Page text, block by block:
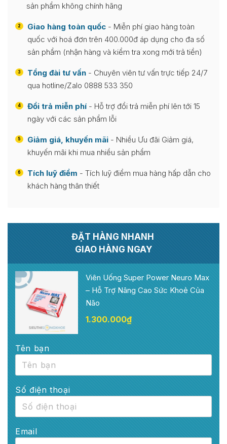
sản phẩm không chính hãng
2 Giao hàng toàn quốc - Miễn phí giao hàng toàn
quốc với hoá đơn trên 400.000đ áp dụng cho đa số
sản phẩm (nhận hàng và kiểm tra xong mới trả tiền)
3 Tổng đài tư vấn - Chuyên viên tư vấn trực tiếp 24/7
qua hotline/Zalo 0888 533 350
4 Đổi trả miễn phí - Hỗ trợ đổi trả miễn phí lên tới 15
ngày với các sản phẩm lỗi
5 Giảm giá, khuyến mãi - Nhiều Ưu đãi Giảm giá,
khuyến mãi khi mua nhiều sản phẩm
6 Tích luỹ điểm - Tích luỹ điểm mua hàng hấp dẫn cho
khách hàng thân thiết
ĐẶT HÀNG NHANH
GIAO HÀNG NGAY
Viên Uống Super Power Neuro Max
– Hỗ Trợ Nâng Cao Sức Khoẻ Của
Não
1.300.000₫
Tên bạn
Số điện thoại
Email